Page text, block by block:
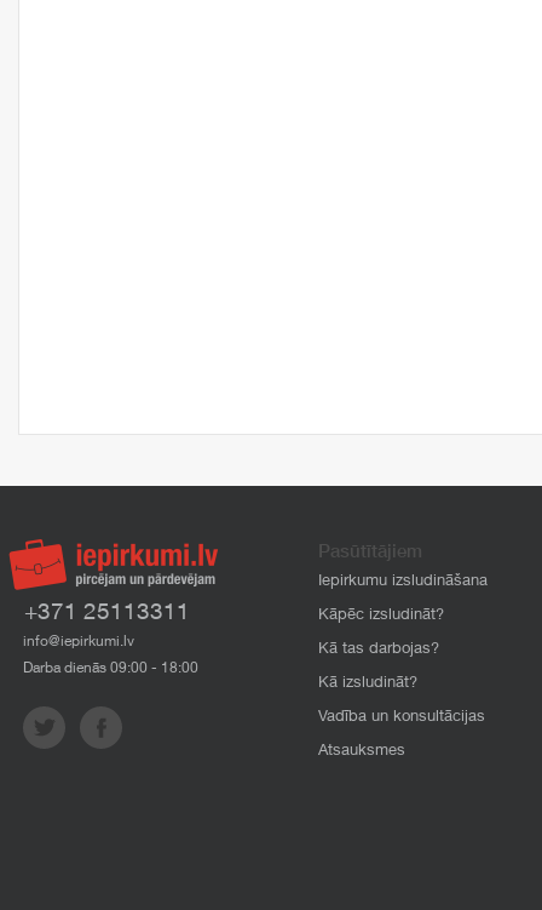
+371 25113311
info@iepirkumi.lv
Darba dienās 09:00 - 18:00
Pasūtītājiem
Iepirkumu izsludināšana
Kāpēc izsludināt?
Kā tas darbojas?
Kā izsludināt?
Vadība un konsultācijas
Atsauksmes